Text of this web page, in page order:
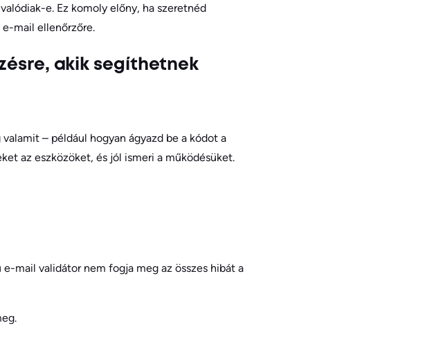
e. Ez komoly előny, ha szeretnéd
e-mail ellenőrzőre.
akik segíthetnek
– például hogyan ágyazd be a kódot a
az eszközöket, és jól ismeri a működésüket.
mail validátor nem fogja meg az összes hibát a